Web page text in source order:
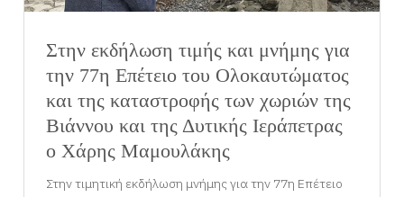
Στην εκδήλωση τιμής και μνήμης για
την 77η Επέτειο του Ολοκαυτώματος
και της καταστροφής των χωριών της
Βιάννου και της Δυτικής Ιεράπετρας
ο Χάρης Μαμουλάκης
Στην τιμητική εκδήλωση μνήμης για την 77η Επέτειο